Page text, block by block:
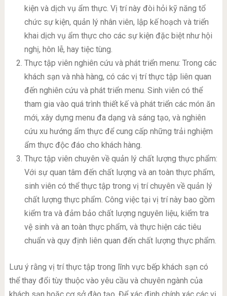
kiện và dịch vụ ẩm thực. Vị trí này đòi hỏi kỹ năng tổ
chức sự kiện, quản lý nhân viên, lập kế hoạch và triển
khai dịch vụ ẩm thực cho các sự kiện đặc biệt như hội
nghị, hôn lễ, hay tiệc tùng.
Thực tập viên nghiên cứu và phát triển menu: Trong các
khách sạn và nhà hàng, có các vị trí thực tập liên quan
đến nghiên cứu và phát triển menu. Sinh viên có thể
tham gia vào quá trình thiết kế và phát triển các món ăn
mới, xây dựng menu đa dạng và sáng tạo, và nghiên
cứu xu hướng ẩm thực để cung cấp những trải nghiệm
ẩm thực độc đáo cho khách hàng.
Thực tập viên chuyên về quản lý chất lượng thực phẩm:
Với sự quan tâm đến chất lượng và an toàn thực phẩm,
sinh viên có thể thực tập trong vị trí chuyên về quản lý
chất lượng thực phẩm. Công việc tại vị trí này bao gồm
kiểm tra và đảm bảo chất lượng nguyên liệu, kiểm tra
vệ sinh và an toàn thực phẩm, và thực hiện các tiêu
chuẩn và quy định liên quan đến chất lượng thực phẩm.
Lưu ý rằng vị trí thực tập trong lĩnh vực bếp khách sạn có
thể thay đổi tùy thuộc vào yêu cầu và chuyên ngành của